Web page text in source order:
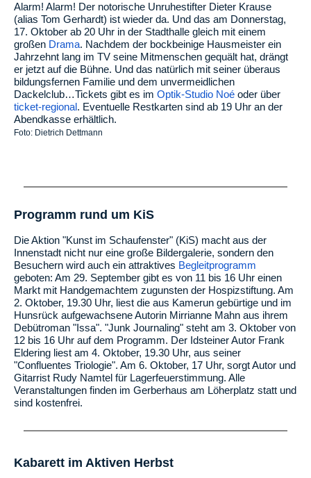
Alarm! Alarm! Der notorische Unruhestifter Dieter Krause
(alias Tom Gerhardt) ist wieder da. Und das am Donnerstag,
17. Oktober ab 20 Uhr in der Stadthalle gleich mit einem
großen Drama. Nachdem der bockbeinige Hausmeister ein
Jahrzehnt lang im TV seine Mitmenschen gequält hat, drängt
er jetzt auf die Bühne. Und das natürlich mit seiner überaus
bildungsfernen Familie und dem unvermeidlichen
Dackelclub…Tickets gibt es im Optik-Studio Noé oder über
ticket-regional. Eventuelle Restkarten sind ab 19 Uhr an der
Abendkasse erhältlich.
Foto: Dietrich Dettmann
Programm rund um KiS
Die Aktion "Kunst im Schaufenster" (KiS) macht aus der
Innenstadt nicht nur eine große Bildergalerie, sondern den
Besuchern wird auch ein attraktives Begleitprogramm
geboten: Am 29. September gibt es von 11 bis 16 Uhr einen
Markt mit Handgemachtem zugunsten der Hospizstiftung. Am
2. Oktober, 19.30 Uhr, liest die aus Kamerun gebürtige und im
Hunsrück aufgewachsene Autorin Mirrianne Mahn aus ihrem
Debütroman "Issa". "Junk Journaling" steht am 3. Oktober von
12 bis 16 Uhr auf dem Programm. Der Idsteiner Autor Frank
Eldering liest am 4. Oktober, 19.30 Uhr, aus seiner
"Confluentes Triologie". Am 6. Oktober, 17 Uhr, sorgt Autor und
Gitarrist Rudy Namtel für Lagerfeuerstimmung. Alle
Veranstaltungen finden im Gerberhaus am Löherplatz statt und
sind kostenfrei.
Kabarett im Aktiven Herbst